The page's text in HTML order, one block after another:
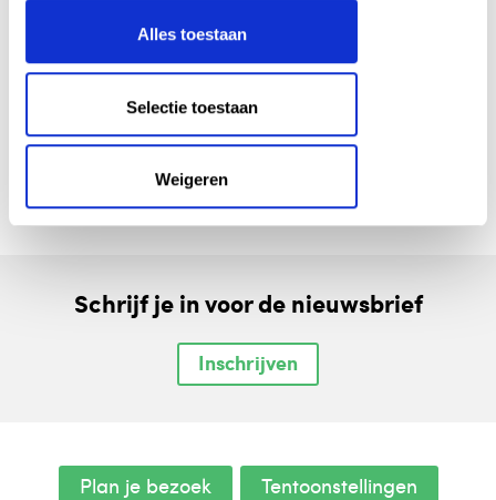
Alles toestaan
Selectie toestaan
Weigeren
* uitzondering is het werkFour Stories
Robin Rhode.
Schrijf je in voor de nieuwsbrief
Inschrijven
Plan je bezoek
Tentoonstellingen